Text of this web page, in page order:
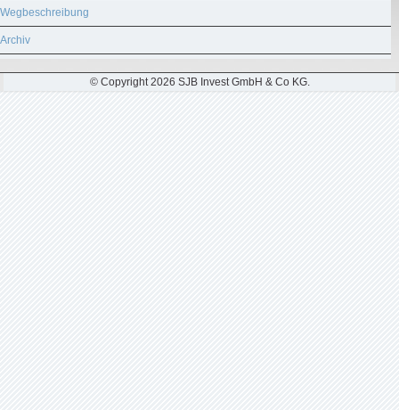
Wegbeschreibung
Archiv
© Copyright 2026 SJB Invest GmbH & Co KG.